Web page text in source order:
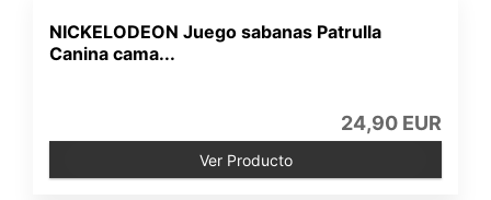
NICKELODEON Juego sabanas Patrulla
Canina cama...
24,90 EUR
Ver Producto